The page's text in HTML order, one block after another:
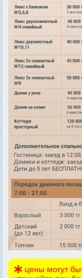
цены могут